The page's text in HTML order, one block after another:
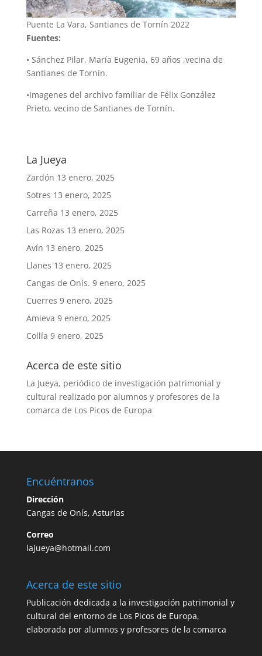
Puente La Vara, Santianes de Tornín 2022
Fuentes:
• Sánchez Pilar, María Eugenia, 69 años ,vecina de
Santianes de Tornín.
•Imagenes del archivo familiar de Félix González
Prieto, vecino de Santianes de Tornín.
La Jueya
Zardón 13 enero, 2025
Sotres 13 enero, 2025
Carreña 13 enero, 2025
Las Rozas 13 enero, 2025
Avín 13 enero, 2025
Llanes 13 enero, 2025
Cangas de Onís. 9 enero, 2025
Cuerres 9 enero, 2025
Amieva 9 enero, 2025
Collía 9 enero, 2025
Acerca de este sitio
La Jueya, periódico de investigación patrimonial y
cultural realizado por alumnos y profesores de la
comarca de Los Picos de Europa
Encuéntranos
Dirección
Cangas de Onís, Asturias
Correo
lajueya@hotmail.com
Acerca de este sitio
Publicación dedicada a la investigación patrimonial y
cultural del entorno de Los Picos de Europa,
elaborada por alumnos y profesores de la comarca